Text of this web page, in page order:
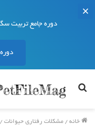
دوره جامع تربیت سگ
جستجو
خانه / مشکلات رفتاری حیوانات /